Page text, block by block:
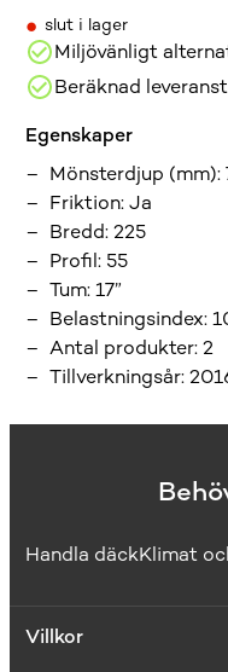
• slut i lager
Miljövänligt
Beräknad
Egenskaper
Mönsterdjup (mm):
Friktion:Ja
Bredd:225
Profil: 55
Tum:17”
Belastningsindex:
Antal produkter:2
Tillverkningsår:
Handla däckKlimat
Villkor